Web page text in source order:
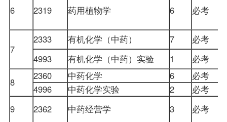
6 2319 药用植物学 6 必考
7
2333 有机化学（中药） 7 必考
4993
有机化学（中药）实验 1 必考
8
2360 中药化学 6 必考
4996
中药化学实验 2 必考
9
2362 中药经营学 3 必考